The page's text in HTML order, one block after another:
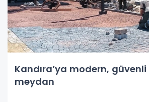
Kandıra’ya modern,
meydan